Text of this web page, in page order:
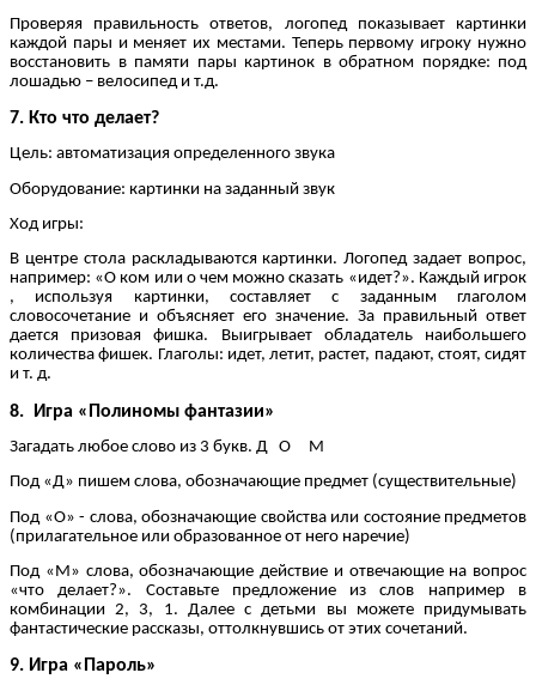
Проверяя правильность ответов, логопед показывает картинки
каждой пары и меняет их местами. Теперь первому игроку нужно
восстановить в памяти пары картинок в обратном порядке: под
лошадью – велосипед и т.д.
7. Кто что делает?
Цель: автоматизация определенного звука
Оборудование: картинки на заданный звук
Ход игры:
В центре стола раскладываются картинки. Логопед задает вопрос,
например: «О ком или о чем можно сказать «идет?». Каждый игрок
, используя картинки, составляет с заданным глаголом
словосочетание и объясняет его значение. За правильный ответ
дается призовая фишка. Выигрывает обладатель наибольшего
количества фишек. Глаголы: идет, летит, растет, падают, стоят, сидят
и т. д.
8. Игра «Полиномы фантазии»
Загадать любое слово из 3 букв. Д О М
Под «Д» пишем слова, обозначающие предмет (существительные)
Под «О» - слова, обозначающие свойства или состояние предметов
(прилагательное или образованное от него наречие)
Под «М» слова, обозначающие действие и отвечающие на вопрос
«что делает?». Составьте предложение из слов например в
комбинации 2, 3, 1. Далее с детьми вы можете придумывать
фантастические рассказы, оттолкнувшись от этих сочетаний.
9. Игра «Пароль»